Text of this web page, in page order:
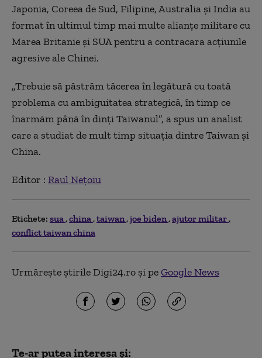
Japonia, Coreea de Sud, Filipine, Australia și India au
format în ultimul timp mai multe alianțe militare cu
Marea Britanie și SUA pentru a contracara acțiunile
agresive ale Chinei.
„Trebuie să păstrăm tăcerea în legătură cu toată
problema cu ambiguitatea strategică, în timp ce
înarmăm până în dinți Taiwanul”, a spus un analist
care a studiat de mult timp situația dintre Taiwan și
China.
Editor : Raul Nețoiu
Etichete: sua china taiwan joe biden ajutor militar
conflict taiwan china
Urmărește știrile Digi24.ro și peGoogle News
Te-ar putea interesa și: